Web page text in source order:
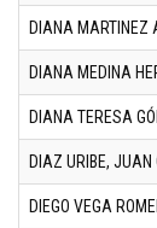
DIANA MARTINEZ
DIANA MEDINA
DIANA TERESA
DIAZ URIBE, JUAN
DIEGO VEGA